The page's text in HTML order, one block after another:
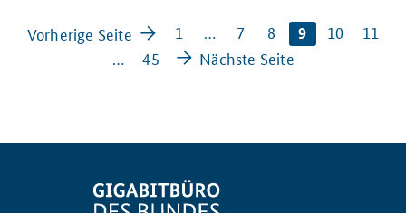
Vorherige Seite 1 … 7 8 9 10
11
…
45 Nächste Seite